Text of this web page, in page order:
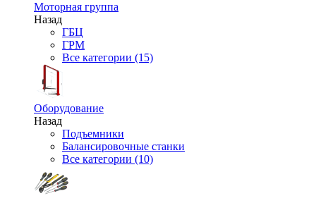
Моторная группа
Назад
ГБЦ
ГРМ
Все категории (15)
Оборудование
Назад
Подъемники
Балансировочные станки
Все категории (10)